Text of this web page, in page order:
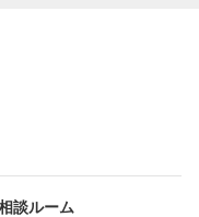
談ルーム